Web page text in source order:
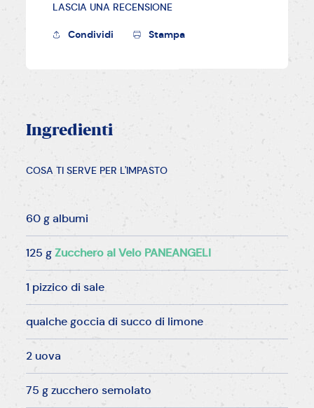
LASCIA UNA RECENSIONE
Condividi Stampa
Ingredienti
COSA TI SERVE PER L'IMPASTO
60 g albumi
125 gZucchero al Velo PANEANGELI
1 pizzico di sale
qualche goccia di succo di limone
2 uova
75 g zucchero semolato